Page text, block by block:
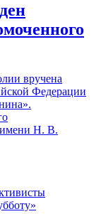
вручена
Федерации
имени Н. В.